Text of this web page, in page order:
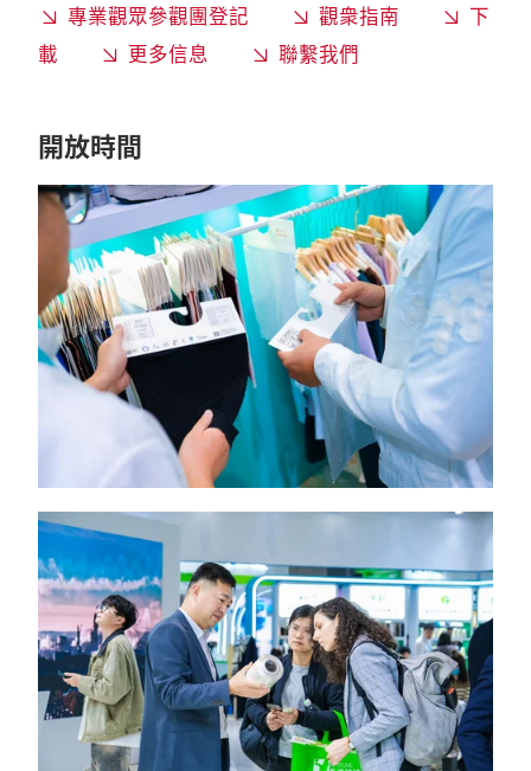
專業觀眾參觀團登記
觀衆指南
下
載
更多信息 聯繫我們
開放時間